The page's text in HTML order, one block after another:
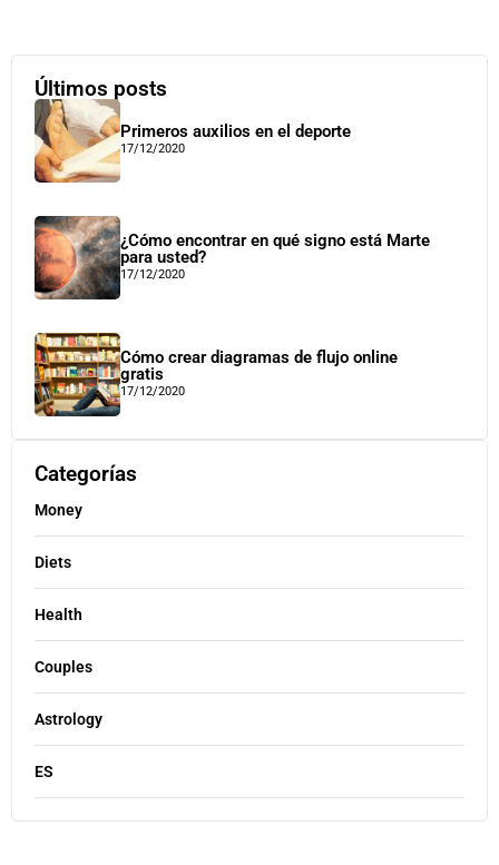
Últimos posts
Primeros auxilios en el deporte
17/12/2020
¿Cómo encontrar en qué signo está Marte
para usted?
17/12/2020
Cómo crear diagramas de flujo online
gratis
17/12/2020
Categorías
Money
Diets
Health
Couples
Astrology
ES